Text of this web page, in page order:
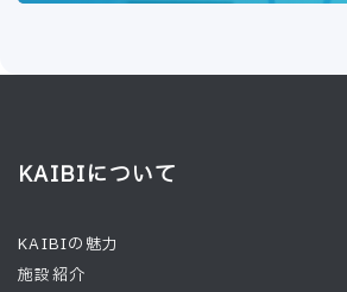
KAIBIについて
KAIBIの魅力
施設紹介